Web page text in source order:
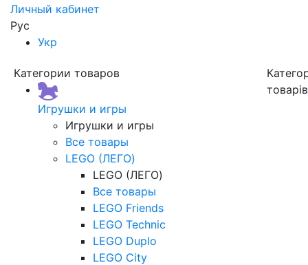
Личный кабинет
Рус
Укр
Категории товаров
Игрушки и игры
Игрушки и игры
Все товары
LEGO (ЛЕГО)
LEGO (ЛЕГО)
Все товары
LEGO Friends
LEGO Technic
LEGO Duplo
LEGO City
товарів